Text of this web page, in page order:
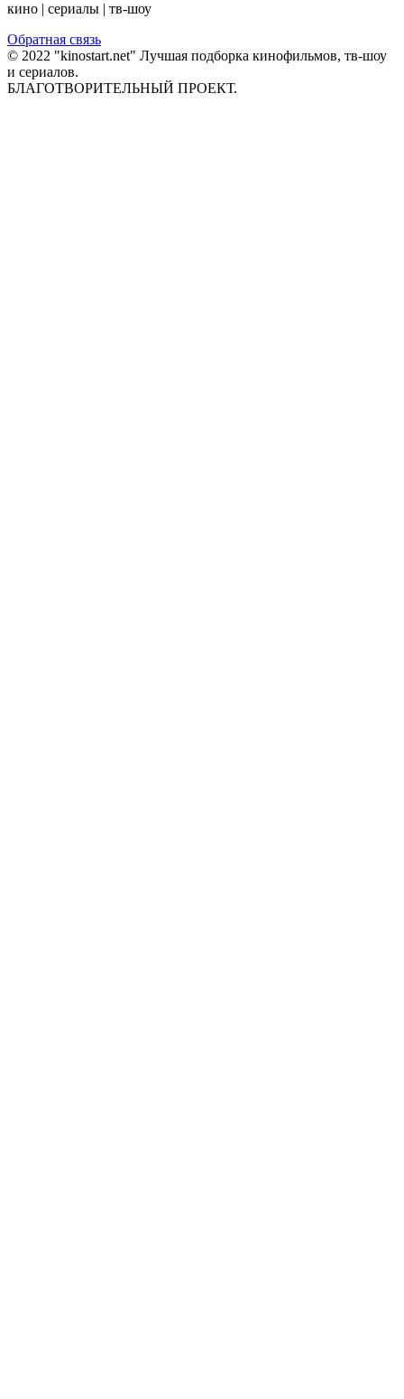
кино | сериалы | тв-шоу
Обратная связь
© 2022 "kinostart.net" Лучшая подборка кинофильмов, тв-шоу
и сериалов.
БЛАГОТВОРИТЕЛЬНЫЙ ПРОЕКТ.